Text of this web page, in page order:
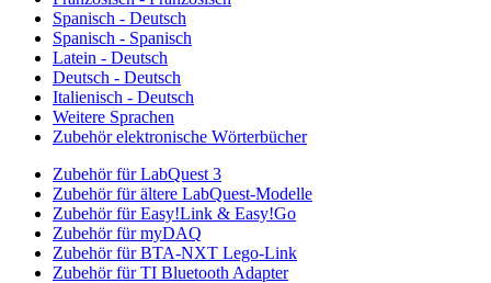
Spanisch - Deutsch
Spanisch - Spanisch
Latein - Deutsch
Deutsch - Deutsch
Italienisch - Deutsch
Weitere Sprachen
Zubehör elektronische Wörterbücher
Zubehör für LabQuest 3
Zubehör für ältere LabQuest-Modelle
Zubehör für Easy!Link & Easy!Go
Zubehör für myDAQ
Zubehör für BTA-NXT Lego-Link
Zubehör für TI Bluetooth Adapter